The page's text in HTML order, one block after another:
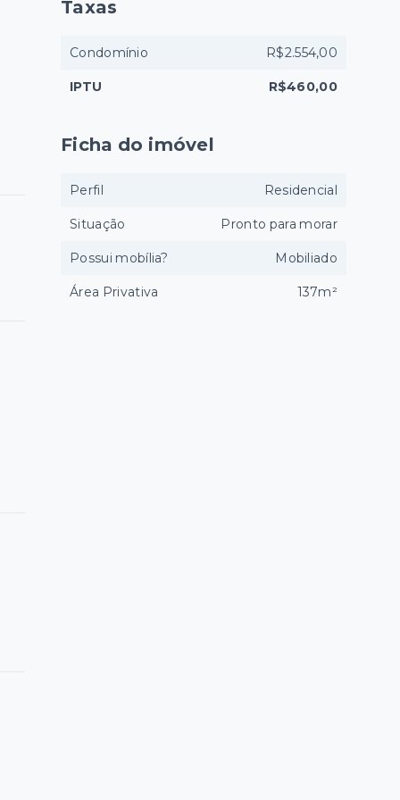
Taxas
Condomínio R$2.554,00
IPTU R$460,00
Ficha do imóvel
Perfil Residencial
Situação Pronto para morar
Possui mobília? Mobiliado
Área Privativa 137m²